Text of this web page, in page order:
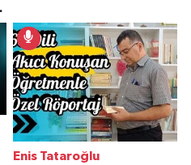
Enis Tataroğlu